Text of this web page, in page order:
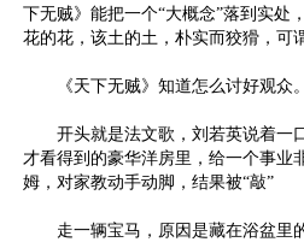
下无贼》能把一个“大概念”落到实处
花的花，该土的土，朴实而狡猾，可
《天下无贼》知道怎么讨好观众。
开头就是法文歌，刘若英说着一口
才看得到的豪华洋房里，给一个事业
姆，对家教动手动脚，结果被“敲”
走一辆宝马，原因是藏在浴盆里